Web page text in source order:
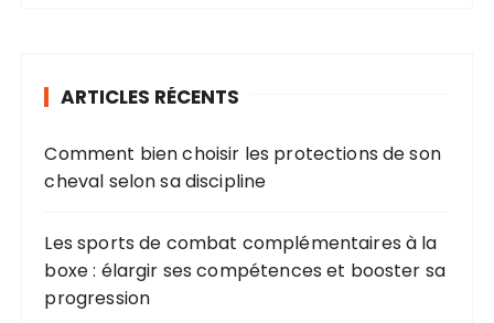
ARTICLES RÉCENTS
Comment bien choisir les protections de son
cheval selon sa discipline
Les sports de combat complémentaires à la
boxe : élargir ses compétences et booster sa
progression